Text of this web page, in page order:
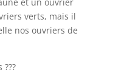
et un ouvrier
verts, mais il
nos ouvriers de